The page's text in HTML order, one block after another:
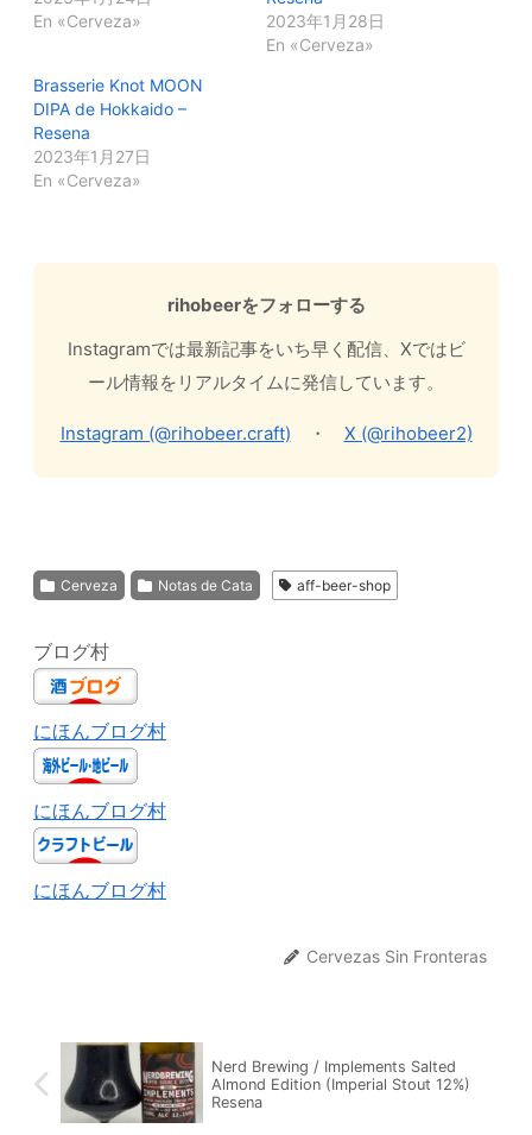
En «Cerveza»
2023年1月28日
En «Cerveza»
Brasserie Knot MOON
DIPA de Hokkaido –
Resena
2023年1月27日
En «Cerveza»
rihobeerをフォローする
Instagramでは最新記事をいち早く配信、Xではビ
ール情報をリアルタイムに発信しています。
Instagram (@rihobeer.craft) ・ X (@rihobeer2)
Cerveza Notas de Cata aff-beer-shop
ブログ村
にほんブログ村
にほんブログ村
にほんブログ村
Cervezas Sin Fronteras
Nerd Brewing / Implements Salted
Almond Edition (Imperial Stout 12%)
Resena